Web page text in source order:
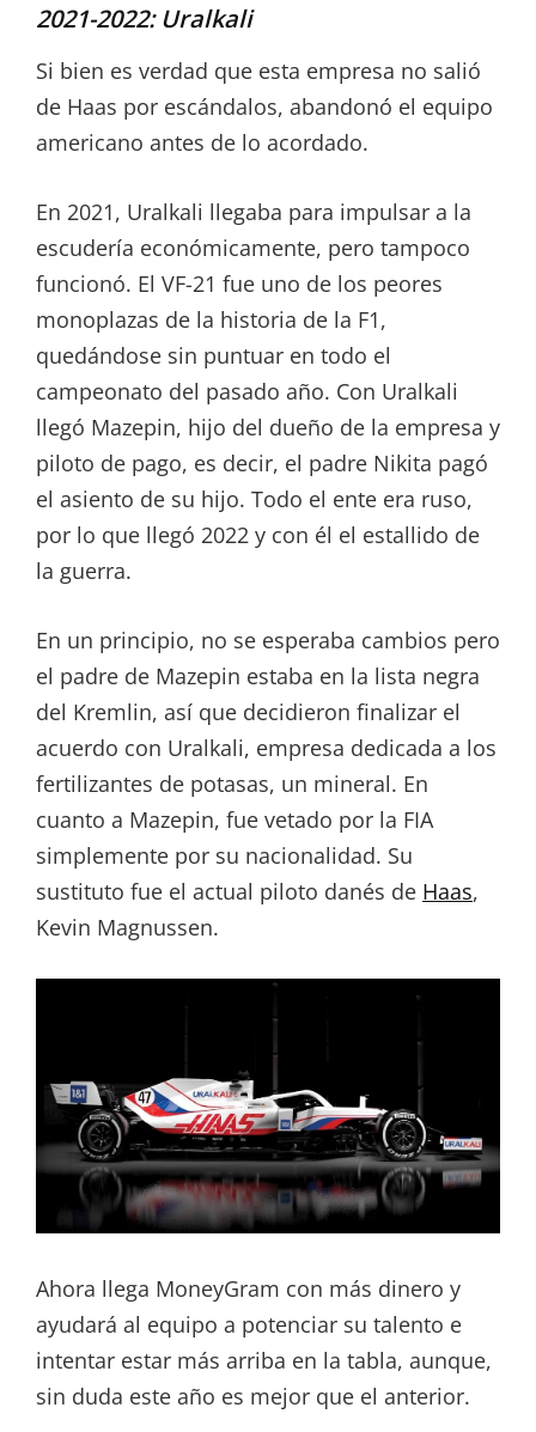
2021-2022: Uralkali
Si bien es verdad que esta empresa no salió
de Haas por escándalos, abandonó el equipo
americano antes de lo acordado.
En 2021, Uralkali llegaba para impulsar a la
escudería económicamente, pero tampoco
funcionó. El VF-21 fue uno de los peores
monoplazas de la historia de la F1,
quedándose sin puntuar en todo el
campeonato del pasado año. Con Uralkali
llegó Mazepin, hijo del dueño de la empresa y
piloto de pago, es decir, el padre Nikita pagó
el asiento de su hijo. Todo el ente era ruso,
por lo que llegó 2022 y con él el estallido de
la guerra.
En un principio, no se esperaba cambios pero
el padre de Mazepin estaba en la lista negra
del Kremlin, así que decidieron finalizar el
acuerdo con Uralkali, empresa dedicada a los
fertilizantes de potasas, un mineral. En
cuanto a Mazepin, fue vetado por la FIA
simplemente por su nacionalidad. Su
sustituto fue el actual piloto danés de Haas,
Kevin Magnussen.
Ahora llega MoneyGram con más dinero y
ayudará al equipo a potenciar su talento e
intentar estar más arriba en la tabla, aunque,
sin duda este año es mejor que el anterior.